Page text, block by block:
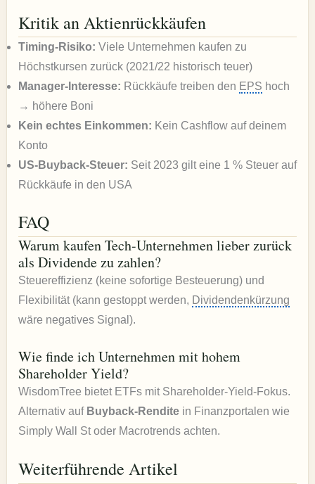
Kritik an Aktienrückkäufen
Timing-Risiko: Viele Unternehmen kaufen zu
Höchstkursen zurück (2021/22 historisch teuer)
Manager-Interesse: Rückkäufe treiben den EPS hoch
→ höhere Boni
Kein echtes Einkommen: Kein Cashflow auf deinem
Konto
US-Buyback-Steuer: Seit 2023 gilt eine 1 % Steuer auf
Rückkäufe in den USA
FAQ
Warum kaufen Tech-Unternehmen lieber zurück
als Dividende zu zahlen?
Steuereffizienz (keine sofortige Besteuerung) und
Flexibilität (kann gestoppt werden, Dividendenkürzung
wäre negatives Signal).
Wie finde ich Unternehmen mit hohem
Shareholder Yield?
WisdomTree bietet ETFs mit Shareholder-Yield-Fokus.
Alternativ auf Buyback-Renditein Finanzportalen wie
Simply Wall St oder Macrotrends achten.
Weiterführende Artikel